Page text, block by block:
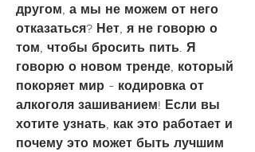
другом, а мы не можем от него
отказаться? Нет, я не говорю о
том, чтобы бросить пить. Я
говорю о новом тренде, который
покоряет мир - кодировка от
алкоголя зашиванием! Если вы
хотите узнать, как это работает и
почему это может быть лучшим